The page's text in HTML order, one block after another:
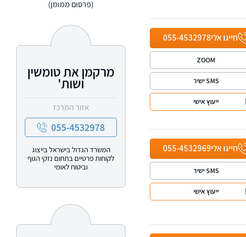
חייגו אלי055-4532978
ZOOM
SMS ישיר
ייעוץ אישי
חייגו אלי055-4532969
SMS ישיר
ייעוץ אישי
(פרסום ממומן)
מרקמן את טומשין
ושות'
אזור המרכז
055-4532978
המשרד הגדול בישראל בייצוג
לקוחות פרטיים בתחום נזקי הגוף
וביטוח לאומי